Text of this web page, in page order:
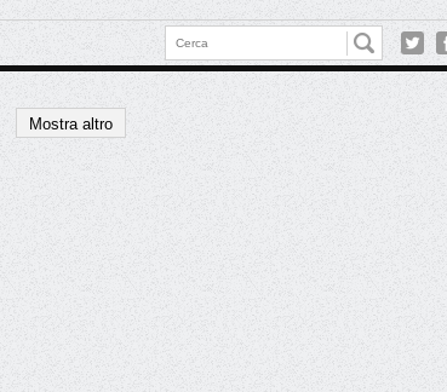
Mostra altro